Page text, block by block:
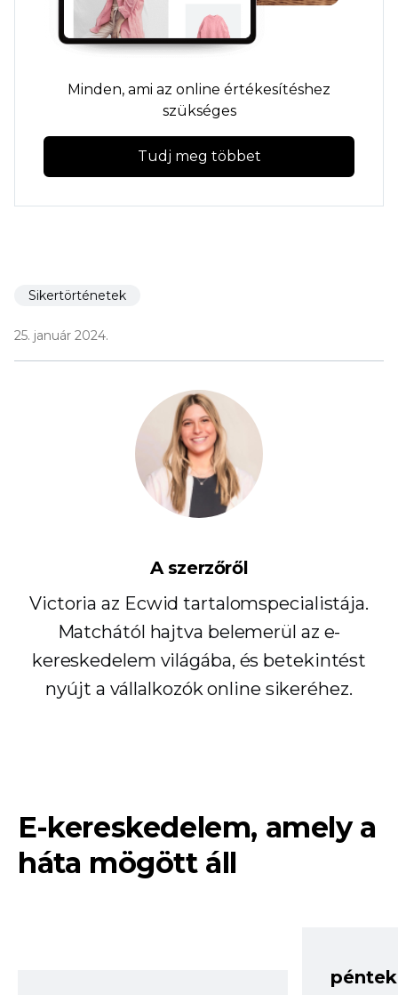
Minden, ami az online értékesítéshez
szükséges
Tudj meg többet
Sikertörténetek
25. január 2024.
A szerzőről
Victoria az Ecwid tartalomspecialistája.
Matchától hajtva belemerül az e-
kereskedelem világába, és betekintést
nyújt a vállalkozók online sikeréhez.
E-kereskedelem, amely a
háta mögött áll